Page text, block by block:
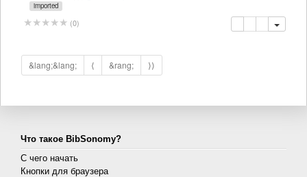
imported
(0) копировать
удалить
&lang;&lang; ⟨ &rang; ⟩⟩
Что такое BibSonomy?
С чего начать
Кнопки для браузера